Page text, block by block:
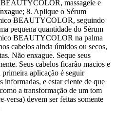
massageie e
8. Aplique o Sérum
BEAUTYCOLOR, seguindo
pequena quantidade do Sérum
BEAUTYCOLOR na palma
cabelos ainda úmidos ou secos,
Não enxague. Seque seus
Seus cabelos ficarão macios e
aplicação é seguir
informadas, e estar ciente de que
a transformação de um tom
versa) devem ser feitas somente